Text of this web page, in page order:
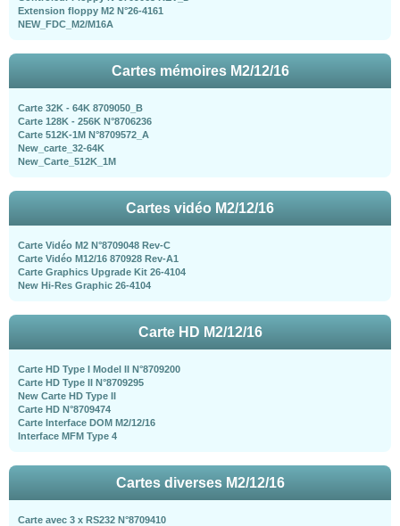
Extension floppy M2 N°26-4161
NEW_FDC_M2/M16A
Cartes mémoires M2/12/16
Carte 32K - 64K 8709050_B
Carte 128K - 256K N°8706236
Carte 512K-1M N°8709572_A
New_carte_32-64K
New_Carte_512K_1M
Cartes vidéo M2/12/16
Carte Vidéo M2 N°8709048 Rev-C
Carte Vidéo M12/16 870928 Rev-A1
Carte Graphics Upgrade Kit 26-4104
New Hi-Res Graphic 26-4104
Carte HD M2/12/16
Carte HD Type I Model II N°8709200
Carte HD Type II N°8709295
New Carte HD Type II
Carte HD N°8709474
Carte Interface DOM M2/12/16
Interface MFM Type 4
Cartes diverses M2/12/16
Carte avec 3 x RS232 N°8709410